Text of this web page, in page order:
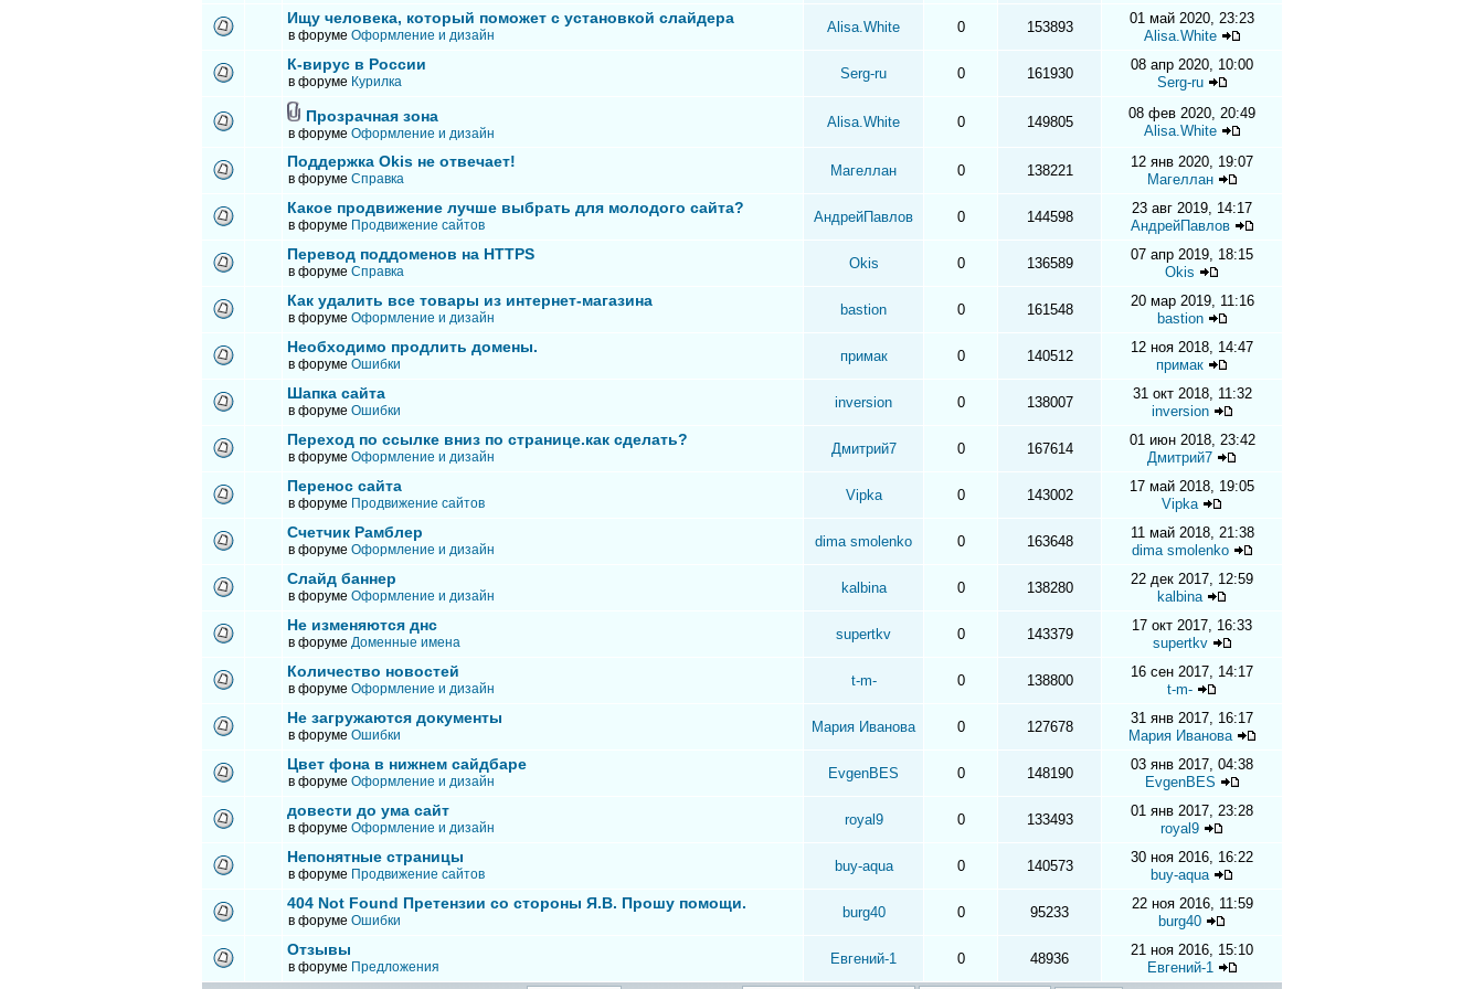
Ищу человека, который поможет с установкой слайдера
в форуме Оформление и дизайн Alisa.White 0 153893
01 май 2020, 23:23
Alisa.White
К-вирус в России
в форуме Курилка Serg-ru 0 161930
08 апр 2020, 10:00
Serg-ru
Прозрачная зона
в форуме Оформление и дизайн
Alisa.White 0 149805
08 фев 2020, 20:49
Alisa.White
Поддержка Okis не отвечает!
в форуме Справка Магеллан 0 138221
12 янв 2020, 19:07
Магеллан
Какое продвижение лучше выбрать для молодого сайта?
в форуме Продвижение сайтов АндрейПавлов 0 144598
23 авг 2019, 14:17
АндрейПавлов
Перевод поддоменов на HTTPS
в форуме Справка Okis 0 136589
07 апр 2019, 18:15
Okis
Как удалить все товары из интернет-магазина
в форуме Оформление и дизайн bastion 0 161548
20 мар 2019, 11:16
bastion
Необходимо продлить домены.
в форуме Ошибки примак 0 140512
12 ноя 2018, 14:47
примак
Шапка сайта
в форуме Ошибки inversion 0 138007
31 окт 2018, 11:32
inversion
Переход по ссылке вниз по странице.как сделать?
в форуме Оформление и дизайн Дмитрий7 0 167614
01 июн 2018, 23:42
Дмитрий7
Перенос сайта
в форуме Продвижение сайтов Vipka 0 143002
17 май 2018, 19:05
Vipka
Счетчик Рамблер
в форуме Оформление и дизайн dima smolenko 0 163648
11 май 2018, 21:38
dima smolenko
Слайд баннер
в форуме Оформление и дизайн kalbina 0 138280
22 дек 2017, 12:59
kalbina
Не изменяются днс
в форуме Доменные имена supertkv 0 143379
17 окт 2017, 16:33
supertkv
Количество новостей
в форуме Оформление и дизайн t-m- 0 138800
16 сен 2017, 14:17
t-m-
Не загружаются документы
в форуме Ошибки Мария Иванова 0 127678
31 янв 2017, 16:17
Мария Иванова
Цвет фона в нижнем сайдбаре
в форуме Оформление и дизайн EvgenBES 0 148190
03 янв 2017, 04:38
EvgenBES
довести до ума сайт
в форуме Оформление и дизайн royal9 0 133493
01 янв 2017, 23:28
royal9
Непонятные страницы
в форуме Продвижение сайтов buy-aqua 0 140573
30 ноя 2016, 16:22
buy-aqua
404 Not Found Претензии со стороны Я.В. Прошу помощи.
в форуме Ошибки burg40 0 95233
22 ноя 2016, 11:59
burg40
Отзывы
в форуме Предложения Евгений-1 0 48936
21 ноя 2016, 15:10
Евгений-1